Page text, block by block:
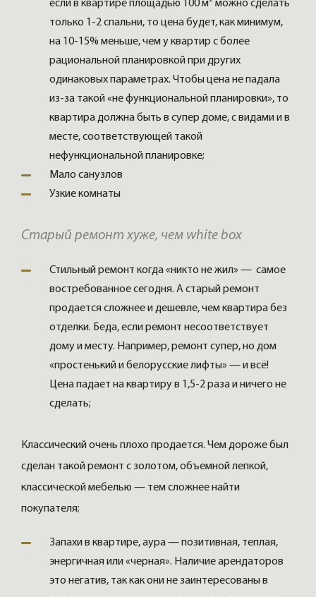
если в квартире площадью 100 м² можно сделать
только 1-2 спальни, то цена будет, как минимум,
на 10-15% меньше, чем у квартир с более
рациональной планировкой при других
одинаковых параметрах. Чтобы цена не падала
из-за такой «не функциональной планировки», то
квартира должна быть в супер доме, с видами и в
месте, соответствующей такой
нефункциональной планировке;
Мало санузлов
Узкие комнаты
Старый ремонт хуже, чем white box
Стильный ремонт когда «никто не жил» — самое
востребованное сегодня. А старый ремонт
продается сложнее и дешевле, чем квартира без
отделки. Беда, если ремонт несоответствует
дому и месту. Например, ремонт супер, но дом
«простенький и белорусские лифты» — и всё!
Цена падает на квартиру в 1,5-2 раза и ничего не
сделать;
Классический очень плохо продается. Чем дороже был
сделан такой ремонт с золотом, объемной лепкой,
классической мебелью — тем сложнее найти
покупателя;
Запахи в квартире, аура — позитивная, теплая,
энергичная или «черная». Наличие арендаторов
это негатив, так как они не заинтересованы в